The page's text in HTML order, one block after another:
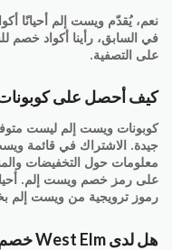
نعم، يُقدّم ويست إلم أحيانًا
على التصفية.
كيف أحصل على
كوبونات ويست إلم ليست
جيدة. الاشتراك في قائمة
معلومات حول التخفيضات
على رمز خصم ويست إلم.
رموز ترويجية من ويست إلم
هل لدى West Elm خصم على إكمال التسجيل؟